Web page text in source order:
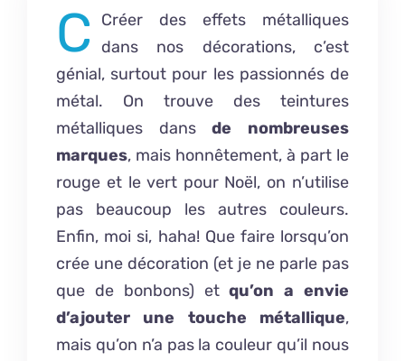
C
Créer des effets métalliques
dans nos décorations, c’est
génial, surtout pour les passionnés de
métal. On trouve des teintures
métalliques dansde nombreuses
marques, mais honnêtement, à part le
rouge et le vert pour Noël, on n’utilise
pas beaucoup les autres couleurs.
Enfin, moi si, haha! Que faire lorsqu’on
crée une décoration (et je ne parle pas
que de bonbons) etqu’on a envie
d’ajouter une touche métallique,
mais qu’on n’a pas la couleur qu’il nous